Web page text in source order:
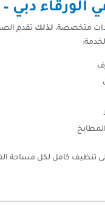
دبي –
متخصصة، لذلك تقدم
تنظيف كامل لكل مساحة